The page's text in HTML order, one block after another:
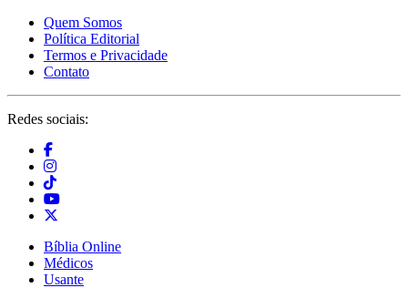
Quem Somos
Política Editorial
Termos e Privacidade
Contato
Redes sociais:
Bíblia Online
Médicos
Usante